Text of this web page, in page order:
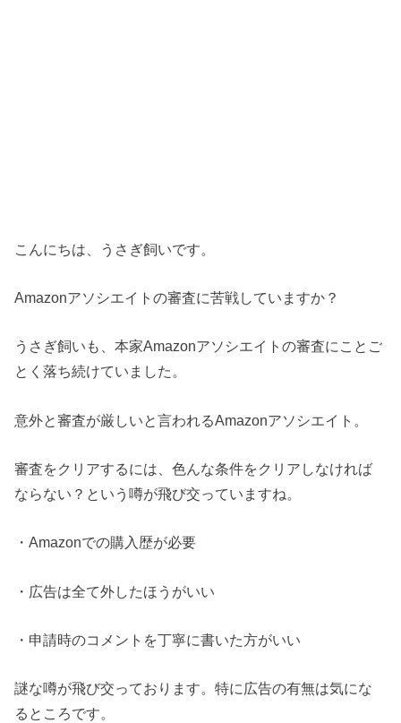
こんにちは、うさぎ飼いです。
Amazonアソシエイトの審査に苦戦していますか？
うさぎ飼いも、本家Amazonアソシエイトの審査にことご
とく落ち続けていました。
意外と審査が厳しいと言われるAmazonアソシエイト。
審査をクリアするには、色んな条件をクリアしなければ
ならない？という噂が飛び交っていますね。
・Amazonでの購入歴が必要
・広告は全て外したほうがいい
・申請時のコメントを丁寧に書いた方がいい
謎な噂が飛び交っております。特に広告の有無は気にな
るところです。